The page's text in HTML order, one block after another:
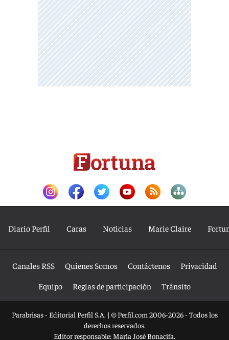
Diario Perfil Caras Noticias Marie Claire
Canales RSS Quienes Somos Contáctenos
Privacidad
Equipo
Reglas de participación Tránsito
Parabrisas - Editorial Perfil S.A. | © Perfil.com 2006-2026 - Todos los
derechos reservados.
Editor responsable: María José Bonacifa.